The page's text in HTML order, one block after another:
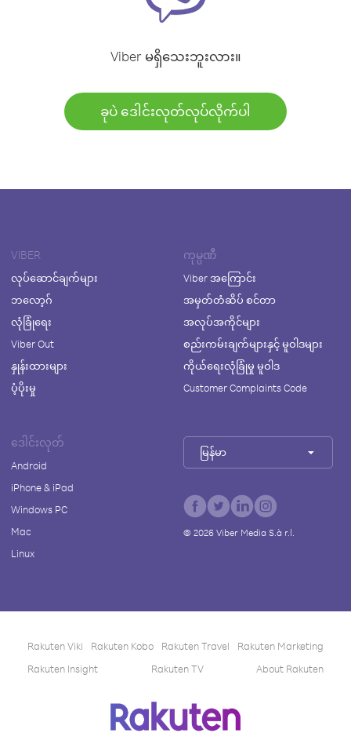
Viber မရှိသေးဘူးလား။
ခုပဲ ဒေါင်းလုတ်လုပ်လိုက်ပါ
VIBER
လုပ်ဆောင်ချက်များ
ဘလော့ဂ်
လုံခြုံရေး
Viber Out
နှုန်းထားများ
ပံ့ပိုးမှု
ကုမ္ပဏီ
Viber အကြောင်း
အမှတ်တံဆိပ် စင်တာ
အလုပ်အကိုင်များ
စည်းကမ်းချက်များနှင့် မူဝါဒများ
ကိုယ်ရေးလုံခြုံမှု မူဝါဒ
Customer Complaints Code
ဒေါင်းလုတ်
Android
iPhone & iPad
Windows PC
Mac
Linux
မြန်မာ
© 2026Viber Media S.à r.l.
Rakuten Viki Rakuten Kobo Rakuten Travel
Rakuten Marketing
Rakuten Insight
Rakuten TV About Rakuten